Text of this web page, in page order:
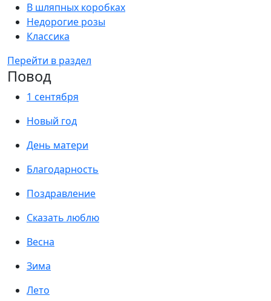
В шляпных коробках
Недорогие розы
Классика
Перейти в раздел
Повод
1 сентября
Новый год
День матери
Благодарность
Поздравление
Сказать люблю
Весна
Зима
Лето